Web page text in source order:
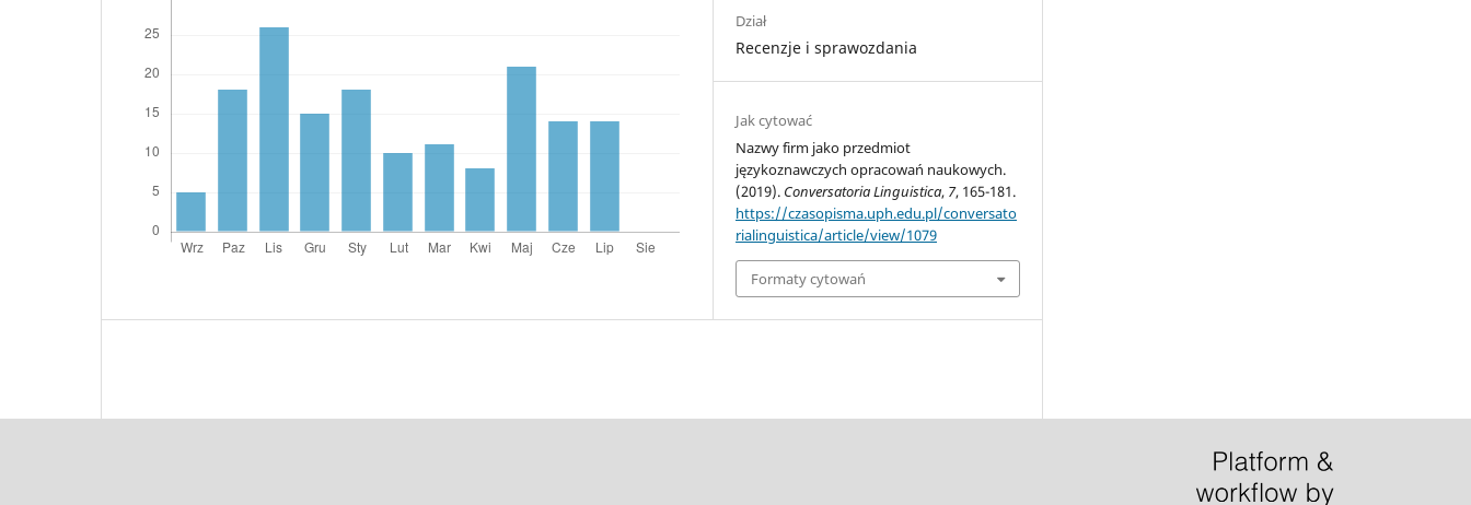
Dział
Recenzje i sprawozdania
Jak cytować
Nazwy firm jako przedmiot
językoznawczych opracowań naukowych.
(2019). Conversatoria Linguistica, 7, 165-181.
https://czasopisma.uph.edu.pl/conversato
rialinguistica/article/view/1079
Formaty cytowań